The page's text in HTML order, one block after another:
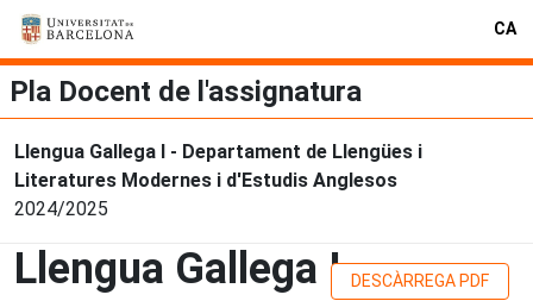
CA
Pla Docent de l'assignatura
Llengua Gallega I - Departament de Llengües i
Literatures Modernes i d'Estudis Anglesos
2024/2025
Llengua Gallega I DESCÀRREGA PDF